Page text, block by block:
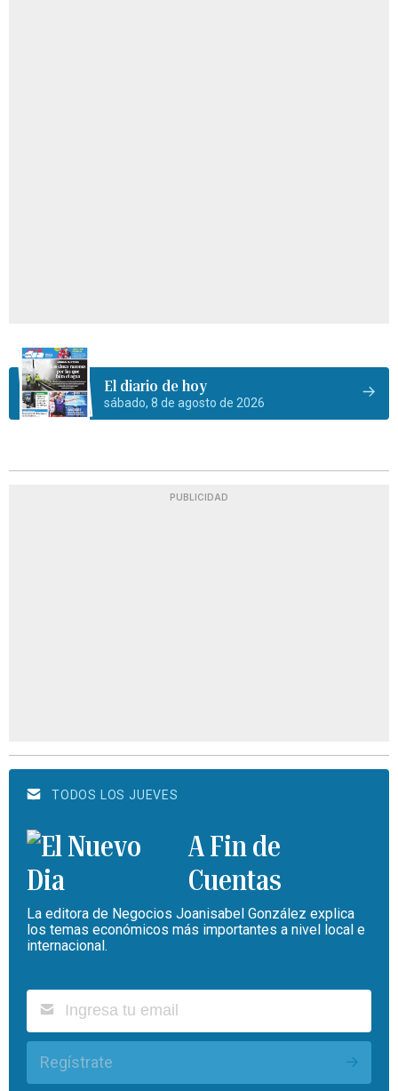
El diario de hoy
sábado, 8 de agosto de 2026
PUBLICIDAD
TODOS LOS JUEVES
A Fin de
Cuentas
La editora de Negocios Joanisabel González explica
los temas económicos más importantes a nivel local e
internacional.
Regístrate